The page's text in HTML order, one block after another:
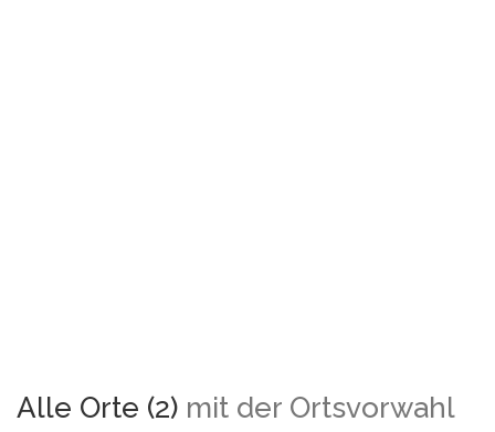
Alle Orte (2) mit der Ortsvorwahl